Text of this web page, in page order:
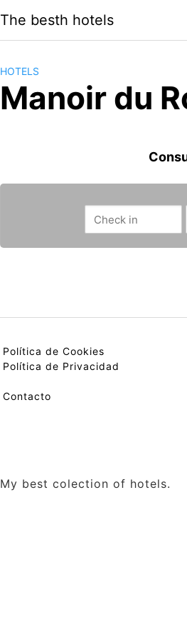
The besth hotels
HOTELS
Manoir du
Política de Cookies
Política de Privacidad
Contacto
My best colection of hotels.